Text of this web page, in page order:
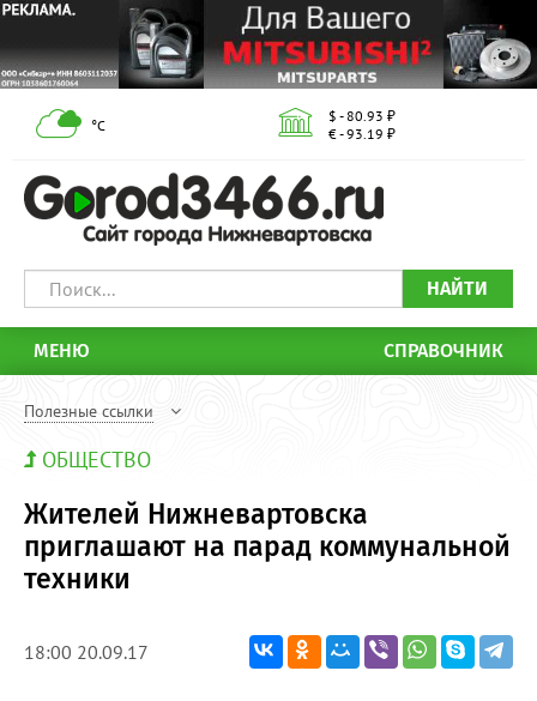
°С
$ - 80.93 ₽
€ - 93.19 ₽
НАЙТИ
МЕНЮ СПРАВОЧНИК
Полезные ссылки
ОБЩЕСТВО
Жителей Нижневартовска
приглашают на парад коммунальной
техники
18:00 20.09.17